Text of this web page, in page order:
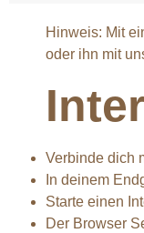
Hinweis: Mit
oder ihn mit
Verbinde dich
In deinem
Starte einen
Der Browser